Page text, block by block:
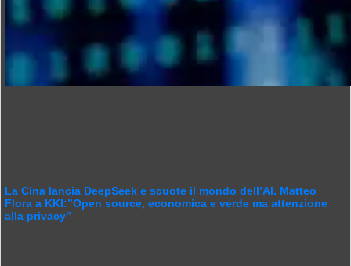
La Cina lancia DeepSeek e scuote il mondo dell’AI. Matteo
Flora a KKI:”Open source, economica e verde ma attenzione
alla privacy”